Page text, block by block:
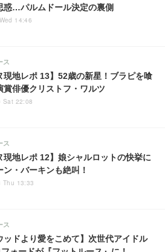
惑…パルムドール決定の裏側
14:46
現地レポ 13】52歳の新星！ブラピを喰
賞俳優クリストフ・ワルツ
ス
Sat 22:08
現地レポ 12】娘シャルロットの快挙に
ン・バーキンも絶叫！
ス
Thu 13:33
ッドより愛をこめて】次世代アイドル
ス